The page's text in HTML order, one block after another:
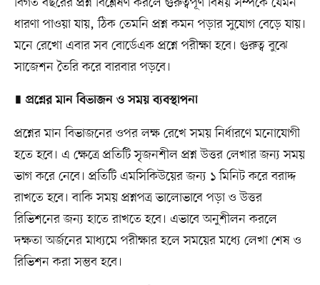
ধারণা পাওয়া যায়, ঠিক তেমনি প্রশ্ন কমন পড়ার সুযোগ বেড়ে যায়।
মনে রেখো এবার সব বোর্ডেএক প্রশ্নে পরীক্ষা হবে। গুরুত্ব বুঝে
সাজেশন তৈরি করে বারবার পড়বে।
∎ প্রশ্নের মান বিভাজন ও সময় ব্যবস্থাপনা
প্রশ্নের মান বিভাজনের ওপর লক্ষ রেখে সময় নির্ধারণে মনোযোগী
হতে হবে। এ ক্ষেত্রে প্রতিটি সৃজনশীল প্রশ্ন উত্তর লেখার জন্য সময়
ভাগ করে নেবে। প্রতিটি এমসিকিউয়ের জন্য ১ মিনিট করে বরাদ্দ
রাখতে হবে। বাকি সময় প্রশ্নপত্র ভালোভাবে পড়া ও উত্তর
রিভিশনের জন্য হাতে রাখতে হবে। এভাবে অনুশীলন করলে
দক্ষতা অর্জনের মাধ্যমে পরীক্ষার হলে সময়ের মধ্যে লেখা শেষ ও
রিভিশন করা সম্ভব হবে।